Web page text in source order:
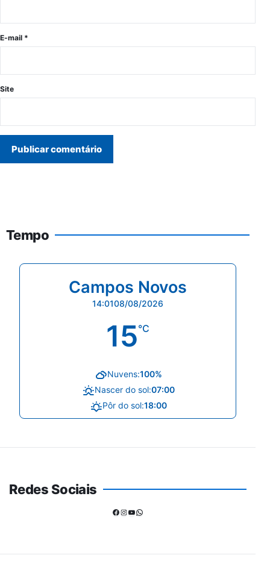
E-mail *
Site
Tempo
Campos Novos
14:0108/08/2026
15°C
Nuvens:100%
Nascer do sol:07:00
Pôr do sol:18:00
Redes Sociais
Facebook
Instagram
Youtube
WhatsApp